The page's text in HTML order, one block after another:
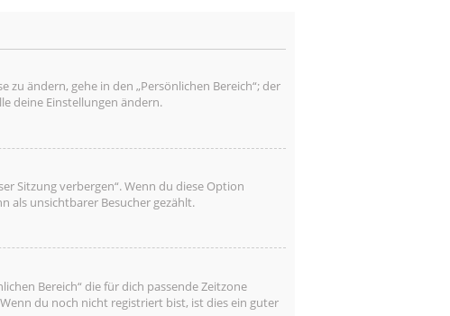
ändern, gehe in den „Persönlichen Bereich“; der
deine Einstellungen ändern.
Sitzung verbergen“. Wenn du diese Option
als unsichtbarer Besucher gezählt.
Bereich“ die für dich passende Zeitzone
du noch nicht registriert bist, ist dies ein guter